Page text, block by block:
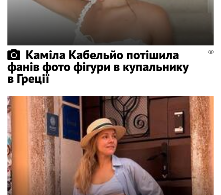
Каміла Кабельйо потішила
фанів фото фігури в купальнику
в Греції